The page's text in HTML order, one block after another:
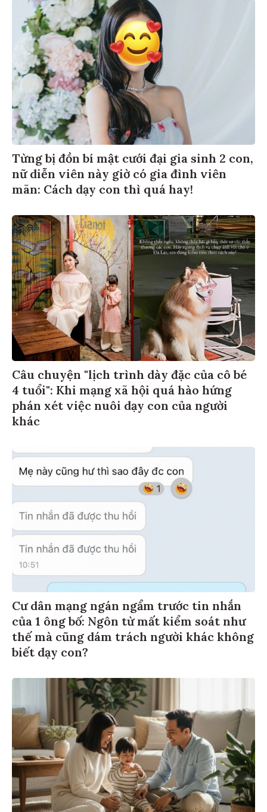
Từng bị đồn bí mật cưới đại gia sinh 2 con,
nữ diễn viên này giờ có gia đình viên
mãn: Cách dạy con thì quá hay!
Câu chuyện "lịch trình dày đặc của cô bé
4 tuổi": Khi mạng xã hội quá hào hứng
phán xét việc nuôi dạy con của người
khác
Cư dân mạng ngán ngẩm trước tin nhắn
của 1 ông bố: Ngôn từ mất kiểm soát như
thế mà cũng dám trách người khác không
biết dạy con?